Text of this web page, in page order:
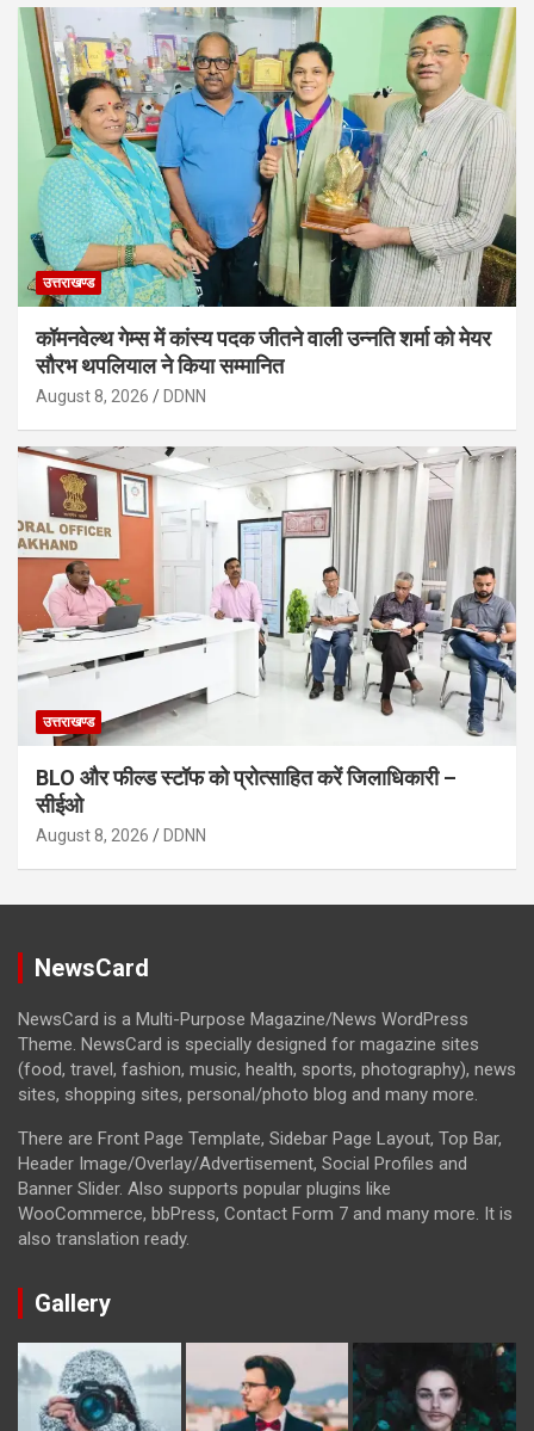
उत्तराखण्ड
कॉमनवेल्थ गेम्स में कांस्य पदक जीतने वाली उन्नति शर्मा को मेयर
सौरभ थपलियाल ने किया सम्मानित
August 8, 2026 DDNN
उत्तराखण्ड
BLO और फील्ड स्टॉफ को प्रोत्साहित करें जिलाधिकारी –
सीईओ
August 8, 2026 DDNN
NewsCard
NewsCard is a Multi-Purpose Magazine/News WordPress
Theme. NewsCard is specially designed for magazine sites
(food, travel, fashion, music, health, sports, photography), news
sites, shopping sites, personal/photo blog and many more.
There are Front Page Template, Sidebar Page Layout, Top Bar,
Header Image/Overlay/Advertisement, Social Profiles and
Banner Slider. Also supports popular plugins like
WooCommerce, bbPress, Contact Form 7 and many more. It is
also translation ready.
Gallery